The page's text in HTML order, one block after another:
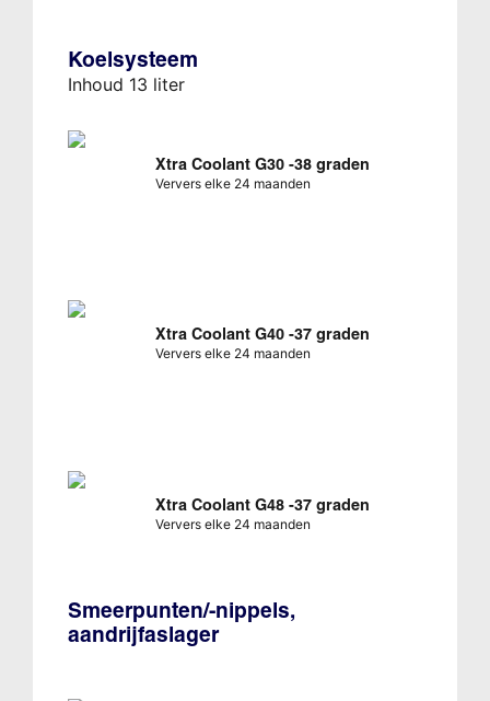
Koelsysteem
Inhoud 13 liter
Xtra Coolant G30 -38 graden
Ververs elke 24 maanden
Xtra Coolant G40 -37 graden
Ververs elke 24 maanden
Xtra Coolant G48 -37 graden
Ververs elke 24 maanden
Smeerpunten/-nippels,
aandrijfaslager